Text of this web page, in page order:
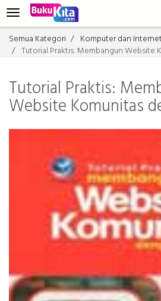
Semua Kategori Komputer dan Internet
Tutorial Praktis: Membangun Website
Tutorial Praktis:
Website Komunitas